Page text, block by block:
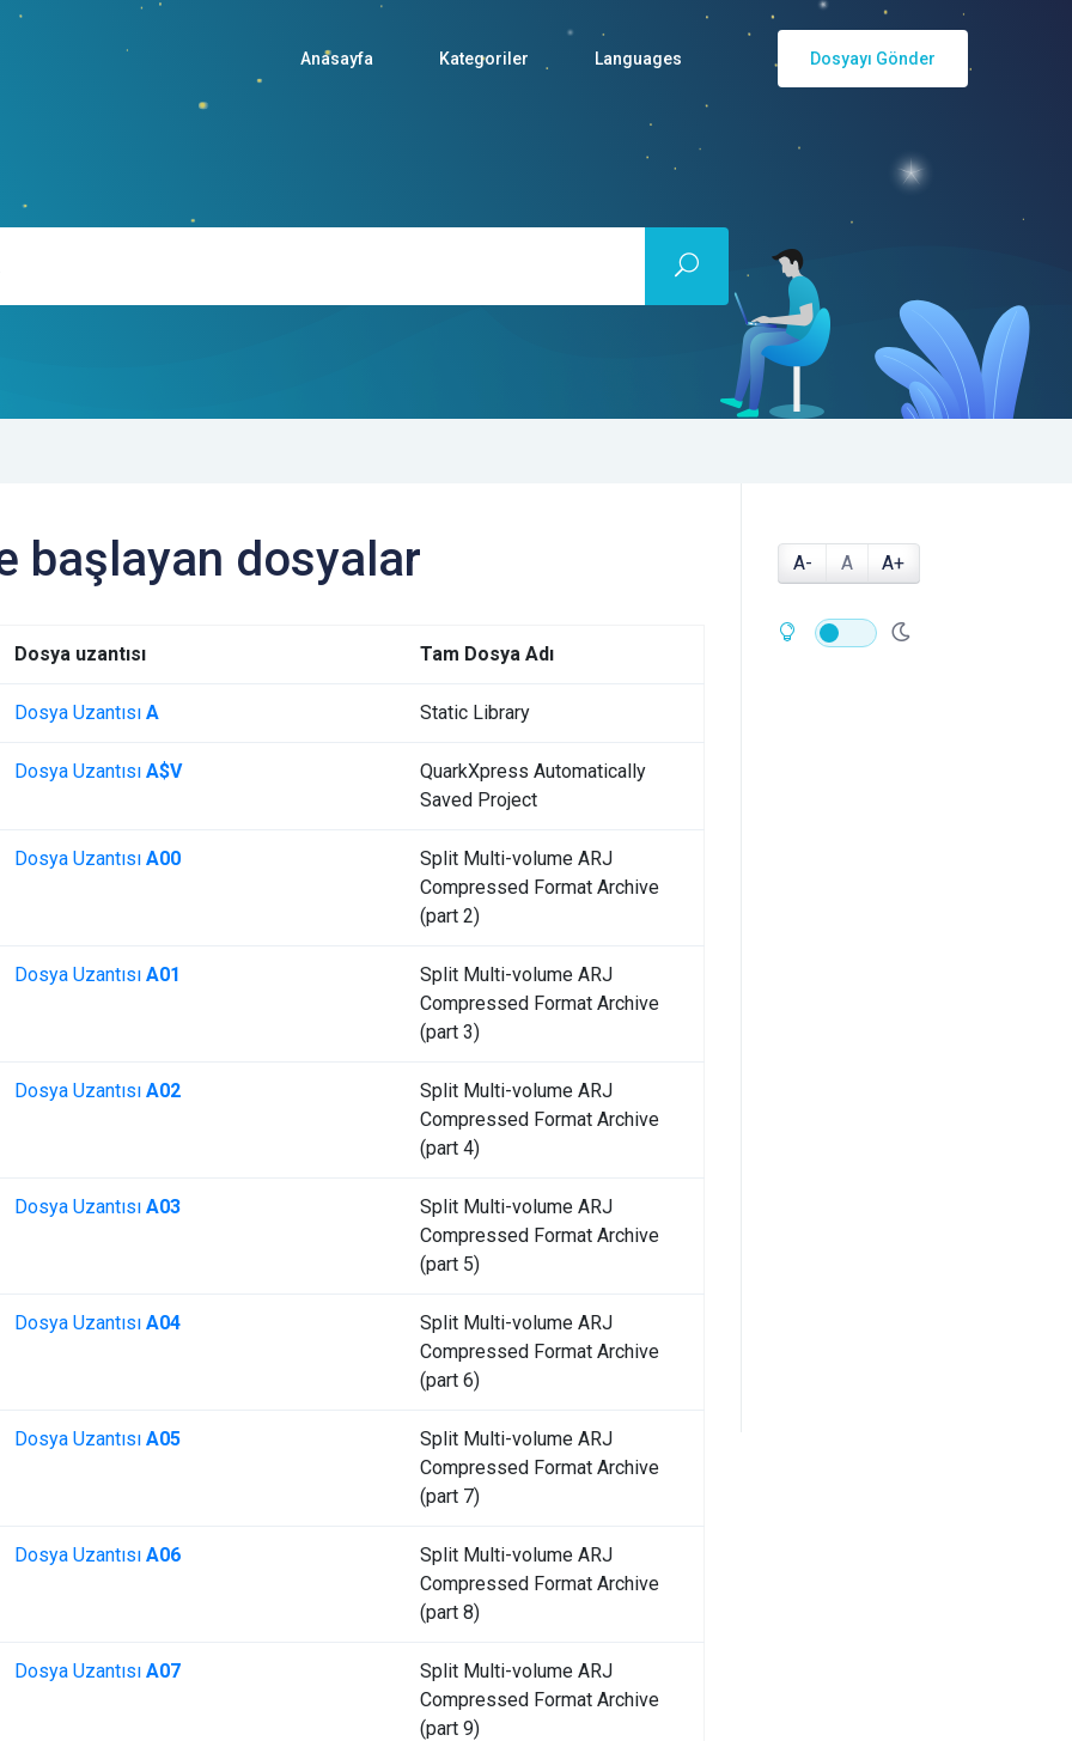
Anasayfa Kategoriler Languages Dosyayı Gönder
başlayan dosyalar
Dosya uzantısı Tam Dosya Adı
Dosya Uzantısı A Static Library
Dosya Uzantısı A$V
QuarkXpress Automatically
Saved Project
Dosya Uzantısı A00
Split Multi-volume ARJ
Compressed Format Archive
(part 2)
Dosya Uzantısı A01
Split Multi-volume ARJ
Compressed Format Archive
(part 3)
Dosya Uzantısı A02
Split Multi-volume ARJ
Compressed Format Archive
(part 4)
Dosya Uzantısı A03
Split Multi-volume ARJ
Compressed Format Archive
(part 5)
Dosya Uzantısı A04
Split Multi-volume ARJ
Compressed Format Archive
(part 6)
Dosya Uzantısı A05
Split Multi-volume ARJ
Compressed Format Archive
(part 7)
Dosya Uzantısı A06
Split Multi-volume ARJ
Compressed Format Archive
(part 8)
Dosya Uzantısı A07
Split Multi-volume ARJ
Compressed Format Archive
(part 9)
A- A A+